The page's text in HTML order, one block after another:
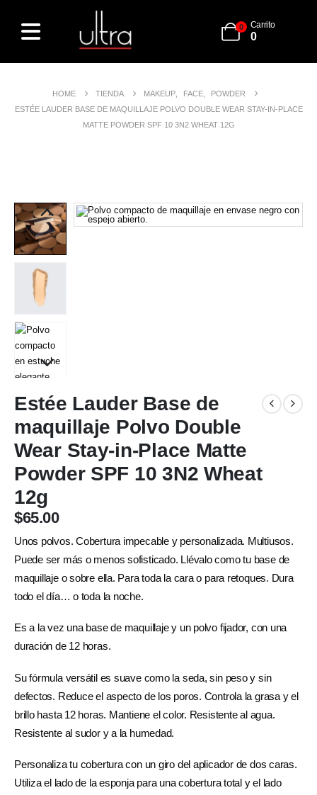
0 Carrito
0
HOME TIENDA MAKEUP, FACE,
POWDER
ESTÉE LAUDER BASE DE MAQUILLAJE POLVO DOUBLE WEAR STAY-IN-PLACE
MATTE POWDER SPF 10 3N2 WHEAT 12G
Estée Lauder Base de
maquillaje Polvo Double
Wear Stay-in-Place Matte
Powder SPF 10 3N2 Wheat
12g
$65.00
Unos polvos. Cobertura impecable y personalizada. Multiusos.
Puede ser más o menos sofisticado. Llévalo como tu base de
maquillaje o sobre ella. Para toda la cara o para retoques. Dura
todo el día… o toda la noche.
Es a la vez una base de maquillaje y un polvo fijador, con una
duración de 12 horas.
Su fórmula versátil es suave como la seda, sin peso y sin
defectos. Reduce el aspecto de los poros. Controla la grasa y el
brillo hasta 12 horas. Mantiene el color. Resistente al agua.
Resistente al sudor y a la humedad.
Personaliza tu cobertura con un giro del aplicador de dos caras.
Utiliza el lado de la esponja para una cobertura total y el lado